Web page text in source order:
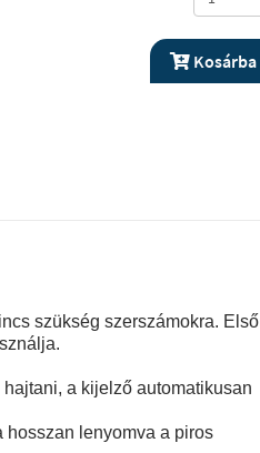
Kosárba
szükség szerszámokra. Első
a kijelző automatikusan
hosszan lenyomva a piros